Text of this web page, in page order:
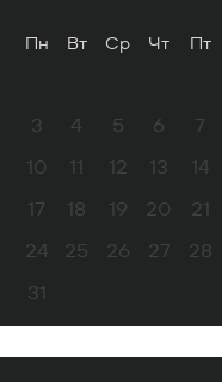
Пн Вт Ср Чт Пт
3
4 5 6 7
10
11 12 13 14
17
18 19 20 21
24
25 26 27 28
31